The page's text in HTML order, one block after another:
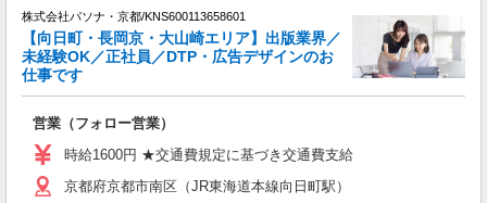
株式会社パソナ・京都/KNS600113658601
【向日町・長岡京・大山崎エリア】出版業界／
未経験OK／正社員／DTP・広告デザインのお
仕事です
営業（フォロー営業）
時給1600円 ★交通費規定に基づき交通費支給
京都府京都市南区（JR東海道本線向日町駅）